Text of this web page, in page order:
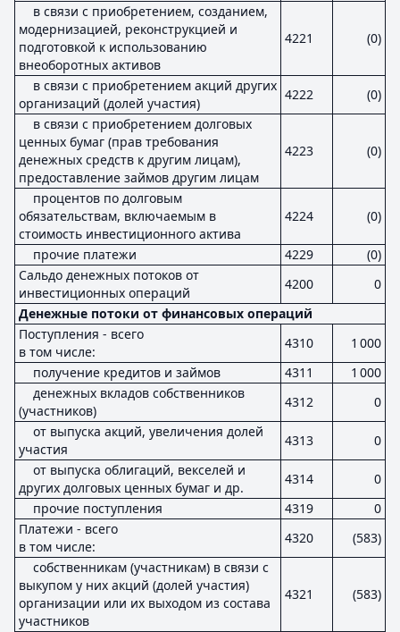
в связи с приобретением, созданием,
модернизацией, реконструкцией и
подготовкой к использованию
внеоборотных активов
4221 (0)
в связи с приобретением акций других
организаций (долей участия)
4222
(0)
в связи с приобретением долговых
ценных бумаг (прав требования
денежных средств к другим лицам),
предоставление займов другим лицам
4223 (0)
процентов по долговым
обязательствам, включаемым в
стоимость инвестиционного актива
4224 (0)
прочие платежи 4229
(0)
Сальдо денежных потоков от
инвестиционных операций
4200
0
Денежные потоки от финансовых операций
Поступления - всего
в том числе:
4310
1 000
получение кредитов и займов
4311
1 000
денежных вкладов собственников
(участников)
4312
0
от выпуска акций, увеличения долей
участия
4313
0
от выпуска облигаций, векселей и
других долговых ценных бумаг и др.
4314
0
прочие поступления
4319
0
Платежи - всего
в том числе:
4320
(583)
собственникам (участникам) в связи с
выкупом у них акций (долей участия)
организации или их выходом из состава
участников
4321 (583)